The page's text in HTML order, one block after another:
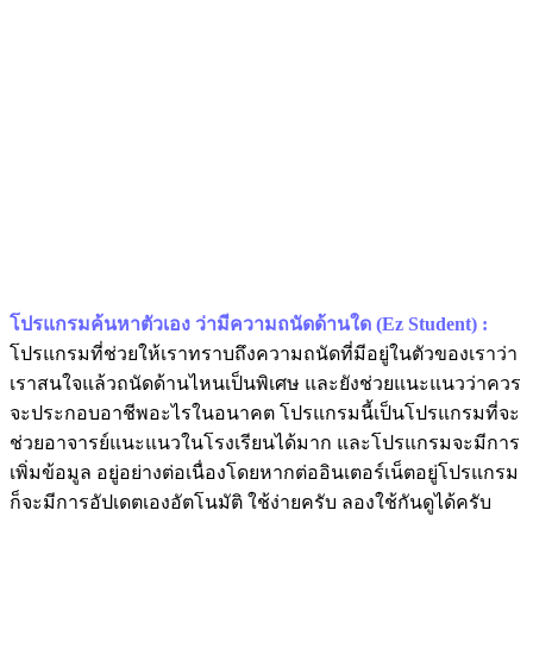
โปรแกรมค้นหาตัวเอง ว่ามีความถนัดด้านใด (Ez Student) :
โปรแกรมที่ช่วยให้เราทราบถึงความถนัดที่มีอยู่ในตัวของเราว่า
เราสนใจแล้วถนัดด้านไหนเป็นพิเศษ และยังช่วยแนะแนวว่าควร
จะประกอบอาชีพอะไรในอนาคต โปรแกรมนี้เป็นโปรแกรมที่จะ
ช่วยอาจารย์แนะแนวในโรงเรียนได้มาก และโปรแกรมจะมีการ
เพิ่มข้อมูล อยู่อย่างต่อเนื่องโดยหากต่ออินเตอร์เน็ตอยู่โปรแกรม
ก็จะมีการอัปเดตเองอัตโนมัติ ใช้ง่ายครับ ลองใช้กันดูได้ครับ